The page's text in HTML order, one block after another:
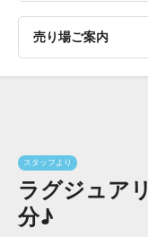
売り場ご案内
スタッフより
ラグジュア
分♪